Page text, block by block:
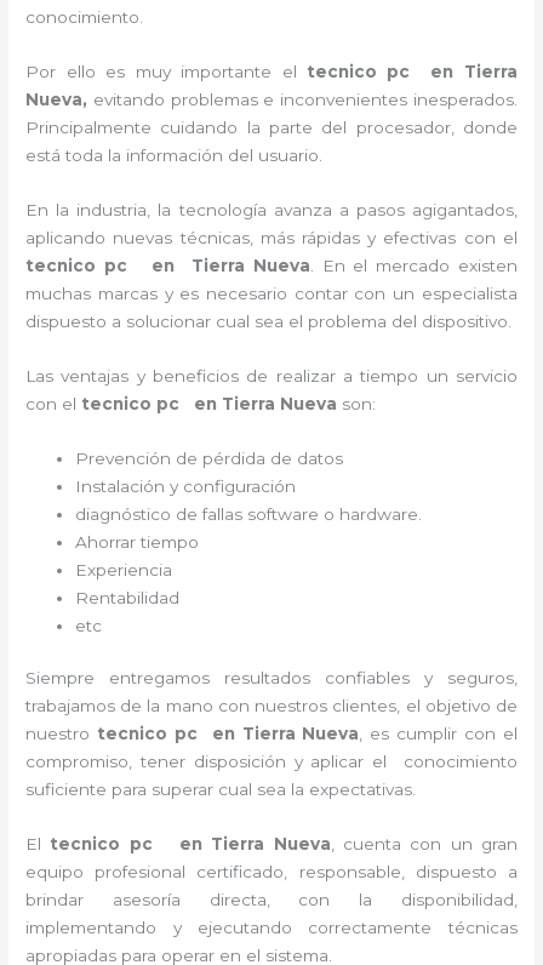
conocimiento.
Por ello es muy importante el tecnico pc en Tierra
Nueva, evitando problemas e inconvenientes inesperados.
Principalmente cuidando la parte del procesador, donde
está toda la información del usuario.
En la industria, la tecnología avanza a pasos agigantados,
aplicando nuevas técnicas, más rápidas y efectivas con el
tecnico pc en
Tierra Nueva . En el mercado existen
muchas marcas y es necesario contar con un especialista
dispuesto a solucionar cual sea el problema del dispositivo.
Las ventajas y beneficios de realizar a tiempo un servicio
con el tecnico pc en Tierra Nueva son:
Prevención de pérdida de datos
Instalación y configuración
diagnóstico de fallas software o hardware
Ahorrar tiempo
Experiencia
Rentabilidad
etc
Siempre entregamos resultados confiables y seguros,
trabajamos de la mano con nuestros clientes, el objetivo de
nuestro tecnico pc en Tierra Nueva , es cumplir con el
compromiso, tener disposición y aplicar el conocimiento
suficiente para superar cual sea la expectativas.
El tecnico pc en Tierra Nueva , cuenta con un gran
equipo profesional certificado, responsable, dispuesto a
brindar asesoría directa, con la disponibilidad,
implementando y ejecutando correctamente técnicas
apropiadas para operar en el sistema.